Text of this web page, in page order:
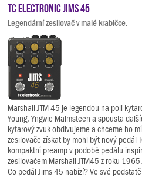
TC Electronic Jims 45
Legendární zesilovač v malé krabičce.
Marshall JTM 45 je legendou na poli
Young, Yngwie Malmsteen a spousta
kytarový zvuk obdivujeme a chceme ho
zesilovače získat by mohl být nový pedál
kompaktní preamp v podobě pedálu
zesilovačem Marshall JTM45 z roku 1965.
Co pedál Jims 45 nabízí? Ve své